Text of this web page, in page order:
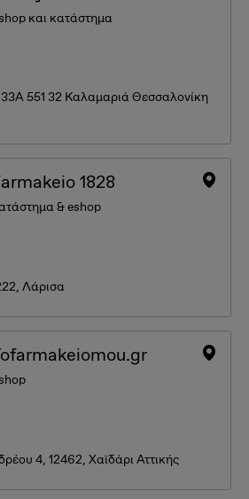
και κατάστημα
551 32 Καλαμαριά Θεσσαλονίκη
1828
& eshop
Λάρισα
4, 12462, Χαϊδάρι Αττικής